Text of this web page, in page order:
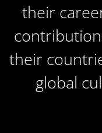
their
their
global